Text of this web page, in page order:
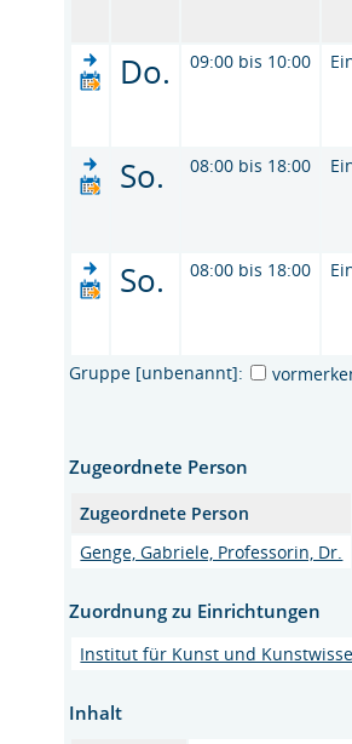
Do. 09:00 bis 10:00
So. 08:00 bis 18:00
So. 08:00 bis 18:00
Gruppe [unbenannt]:
Zugeordnete Person
Zugeordnete Person
Genge, Gabriele, Professorin, Dr.
Zuordnung zu Einrichtungen
Institut für Kunst und
Inhalt